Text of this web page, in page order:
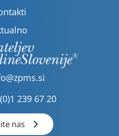
239 67 20
nas